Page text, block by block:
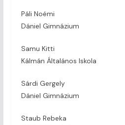
Páli Noémi
Dániel Gimnázium
Samu Kitti
Kálmán Általános Iskola
Sárdi Gergely
Dániel Gimnázium
Staub Rebeka